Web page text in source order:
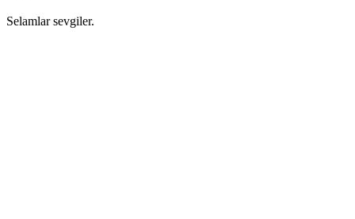
Selamlar sevgiler.